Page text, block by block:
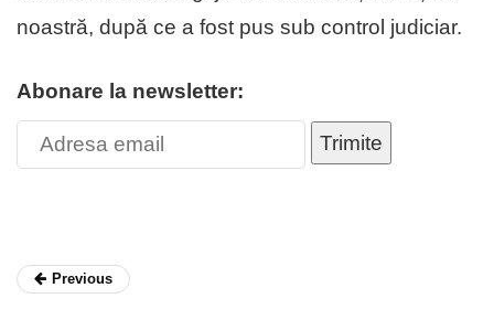
noastră, după ce a fost pus sub control judiciar.
Abonare la newsletter:
Trimite
Previous